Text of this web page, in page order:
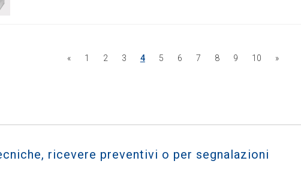
« 1 2 3 4 5 6 7 8 9 10 »
ricevere preventivi o per segnalazioni